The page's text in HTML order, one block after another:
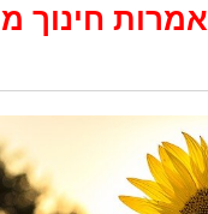
חינוך